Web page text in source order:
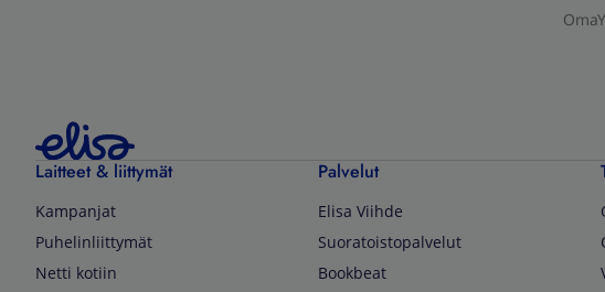
Laitteet & liittymät
Kampanjat
Puhelinliittymät
Netti kotiin
Palvelut
Elisa Viihde
Suoratoistopalvelut
Bookbeat